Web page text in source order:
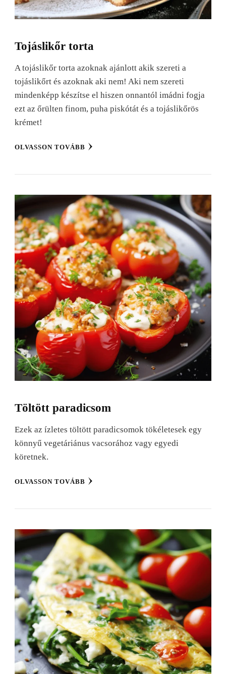
Tojáslikőr torta
A tojáslikőr torta azoknak ajánlott akik szereti a
tojáslikőrt és azoknak aki nem! Aki nem szereti
mindenképp készítse el hiszen onnantól imádni fogja
ezt az őrülten finom, puha piskótát és a tojáslikőrös
krémet!
OLVASSON TOVÁBB
Töltött paradicsom
Ezek az ízletes töltött paradicsomok tökéletesek egy
könnyű vegetáriánus vacsorához vagy egyedi
köretnek.
OLVASSON TOVÁBB